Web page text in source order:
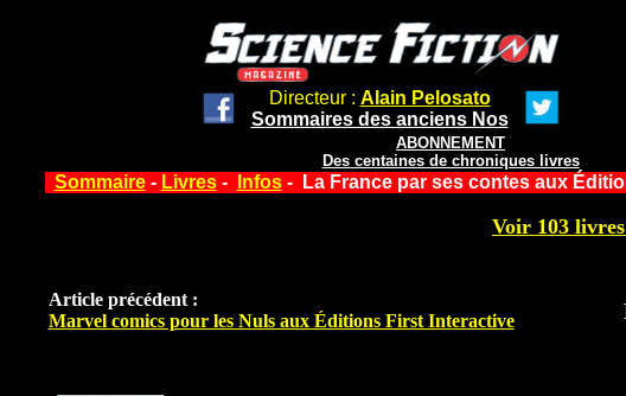
Directeur : Alain Pelosato
Sommaires des anciens Nos
ABONNEMENT
Des centaines de chroniques livres
Sommaire- Livres- Infos- La France par ses contes aux
Voir 103
Article précédent :
Marvel comics pour les Nuls aux Éditions First Interactive